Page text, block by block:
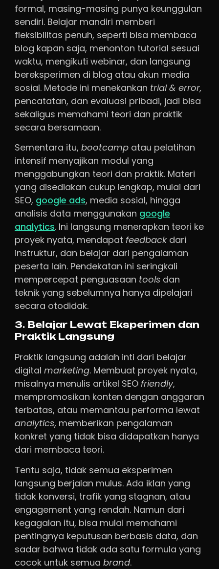
formal, masing-masing punya keunggulan
sendiri. Belajar mandiri memberi
fleksibilitas penuh, seperti bisa membaca
blog kapan saja, menonton tutorial sesuai
waktu, mengikuti webinar, dan langsung
bereksperimen di blog atau akun media
sosial. Metode ini menekankan trial & error,
pencatatan, dan evaluasi pribadi, jadi bisa
sekaligus memahami teori dan praktik
secara bersamaan.
Sementara itu, bootcamp atau pelatihan
intensif menyajikan modul yang
menggabungkan teori dan praktik. Materi
yang disediakan cukup lengkap, mulai dari
SEO, google ads, media sosial, hingga
analisis data menggunakan google
analytics. Ini langsung menerapkan teori ke
proyek nyata, mendapat feedbackdari
instruktur, dan belajar dari pengalaman
peserta lain. Pendekatan ini seringkali
mempercepat penguasaan tools dan
teknik yang sebelumnya hanya dipelajari
secara otodidak.
3. Belajar Lewat Eksperimen dan
Praktik Langsung
Praktik langsung adalah inti dari belajar
digital marketing. Membuat proyek nyata,
misalnya menulis artikel SEO friendly,
mempromosikan konten dengan anggaran
terbatas, atau memantau performa lewat
analytics, memberikan pengalaman
konkret yang tidak bisa didapatkan hanya
dari membaca teori.
Tentu saja, tidak semua eksperimen
langsung berjalan mulus. Ada iklan yang
tidak konversi, trafik yang stagnan, atau
engagement yang rendah. Namun dari
kegagalan itu, bisa mulai memahami
pentingnya keputusan berbasis data, dan
sadar bahwa tidak ada satu formula yang
cocok untuk semua brand.